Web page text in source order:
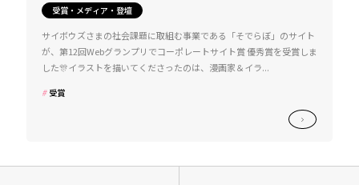
受賞・メディア・登壇
サイボウズさまの社会課題に取組む事業である「そでらぼ」のサイト
が、第12回Webグランプリでコーポレートサイト賞 優秀賞を受賞しま
した🎊イラストを描いてくださったのは、漫画家＆イラ...
受賞